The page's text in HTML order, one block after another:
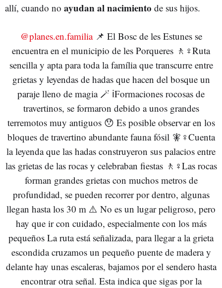
allí, cuando no ayudan al nacimiento de sus hijos.
@planes.en.familia📌 El Bosc de les Estunes se
encuentra en el municipio de les Porqueres 🚶♀️Ruta
sencilla y apta para toda la família que transcurre entre
grietas y leyendas de hadas que hacen del bosque un
paraje lleno de magia 🪄 ℹ️Formaciones rocosas de
travertinos, se formaron debido a unos grandes
terremotos muy antiguos 😯 Es posible observar en los
bloques de travertino abundante fauna fósil 🧚♀️Cuenta
la leyenda que las hadas construyeron sus palacios entre
las grietas de las rocas y celebraban fiestas 🚶♀️Las rocas
forman grandes grietas con muchos metros de
profundidad, se pueden recorrer por dentro, algunas
llegan hasta los 30 m ⚠️ No es un lugar peligroso, pero
hay que ir con cuidado, especialmente con los más
pequeños La ruta está señalizada, para llegar a la grieta
escondida cruzamos un pequeño puente de madera y
delante hay unas escaleras, bajamos por el sendero hasta
encontrar otra señal. Esta indica que sigas por la